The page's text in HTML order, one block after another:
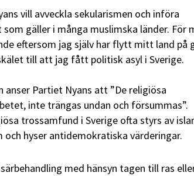
vill avveckla sekularismen och införa
gäller i många muslimska länder. För
eftersom jag själv har flytt mitt land på
till att jag fått politisk asyl i Sverige.
Partiet Nyans att ”De religiösa
inte trängas undan och försummas”.
trossamfund i Sverige ofta styrs av
hyser antidemokratiska värderingar.
med hänsyn tagen till ras